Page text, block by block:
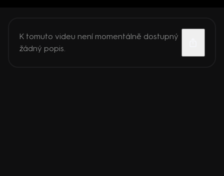
K tomuto videu není momentálně dostupný
žádný popis.